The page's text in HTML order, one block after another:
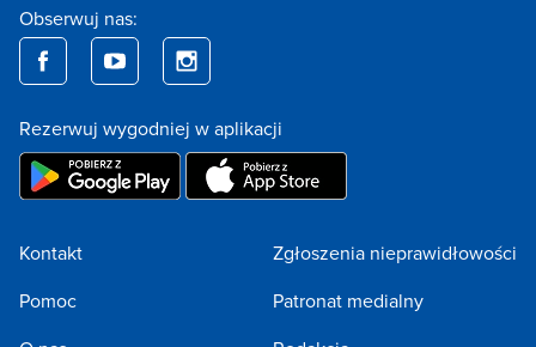
Obserwuj nas:
Rezerwuj wygodniej w aplikacji
Kontakt
Pomoc
Zgłoszenia nieprawidłowości
Patronat medialny